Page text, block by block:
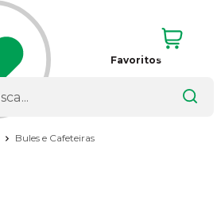
Favoritos
Bules e Cafeteiras